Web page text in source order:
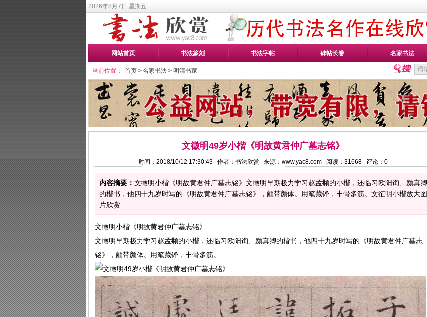
2026年8月7日 星期五
网站首页 书法篆刻 书法字帖 碑帖长卷 名家书法
当前位置： 首页 > 名家书法 > 明清书家
文徵明49岁小楷《明故黄君仲广墓志铭》
时间：2018/10/12 17:30:43 作者：书法欣赏 来源：www.yac8.com 阅读： 31668 评论： 0
内容摘要： 文徵明小楷《明故黄君仲广墓志铭》文徵明早期极力学习赵孟頫的小楷，还临习欧阳询、颜真卿
的楷书，他四十九岁时写的《明故黄君仲广墓志铭》，颇带颜体。用笔藏锋，丰骨多筋。文征明小楷放大图
片欣赏 ...
文徵明小楷《明故黄君仲广墓志铭》
文徵明早期极力学习赵孟頫的小楷，还临习欧阳询、颜真卿的楷书，他四十九岁时写的《明故黄君仲广墓志
铭》，颇带颜体。用笔藏锋，丰骨多筋。